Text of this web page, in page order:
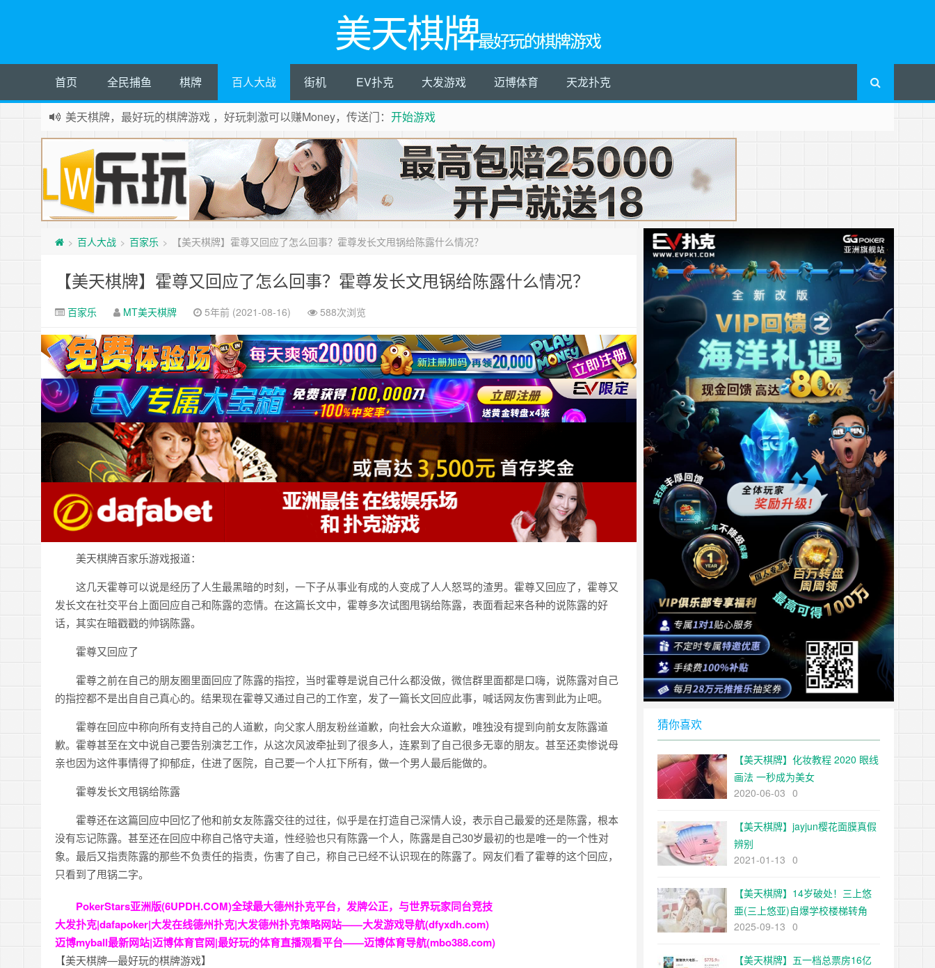
美天棋牌最好玩的棋牌游戏
首页 全民捕鱼 棋牌 百人大战 街机 EV扑克 大发游戏 迈博体育 天龙扑克
美天棋牌，最好玩的棋牌游戏 ，好玩刺激可以赚Money，传送门： 开始游戏
> 百人大战 > 百家乐 > 【美天棋牌】霍尊又回应了怎么回事？霍尊发长文甩锅给陈露什么情况？
【美天棋牌】霍尊又回应了怎么回事？霍尊发长文甩锅给陈露什么情况？
百家乐 MT美天棋牌 5年前 (2021-08-16) 588次浏览
美天棋牌百家乐游戏报道：
这几天霍尊可以说是经历了人生最黑暗的时刻，一下子从事业有成的人变成了人人怒骂的渣男。霍尊又回应了，霍尊又
发长文在社交平台上面回应自己和陈露的恋情。在这篇长文中，霍尊多次试图甩锅给陈露，表面看起来各种的说陈露的好
话，其实在暗戳戳的帅锅陈露。
霍尊又回应了
霍尊之前在自己的朋友圈里面回应了陈露的指控，当时霍尊是说自己什么都没做，微信群里面都是口嗨，说陈露对自己
的指控都不是出自自己真心的。结果现在霍尊又通过自己的工作室，发了一篇长文回应此事，喊话网友伤害到此为止吧。
霍尊在回应中称向所有支持自己的人道歉，向父家人朋友粉丝道歉，向社会大众道歉，唯独没有提到向前女友陈露道
歉。霍尊甚至在文中说自己要告别演艺工作，从这次风波牵扯到了很多人，连累到了自己很多无辜的朋友。甚至还卖惨说母
亲也因为这件事情得了抑郁症，住进了医院，自己要一个人扛下所有，做一个男人最后能做的。
霍尊发长文甩锅给陈露
霍尊还在这篇回应中回忆了他和前女友陈露交往的过往，似乎是在打造自己深情人设，表示自己最爱的还是陈露，根本
没有忘记陈露。甚至还在回应中称自己恪守夫道，性经验也只有陈露一个人，陈露是自己30岁最初的也是唯一的一个性对
象。最后又指责陈露的那些不负责任的指责，伤害了自己，称自己已经不认识现在的陈露了。网友们看了霍尊的这个回应，
只看到了甩锅二字。
PokerStars亚洲版(6UPDH.COM)全球最大德州扑克平台，发牌公正，与世界玩家同台竞技
大发扑克|dafapoker|大发在线德州扑克|大发德州扑克策略网站——大发游戏导航(dfyxdh.com)
迈博myball最新网站|迈博体育官网|最好玩的体育直播观看平台——迈博体育导航(mbo388.com)
【美天棋牌—最好玩的棋牌游戏】
猜你喜欢
【美天棋牌】化妆教程 2020 眼线
画法 一秒成为美女
2020-06-03 0
【美天棋牌】jayjun樱花面膜真假
辨别
2021-01-13 0
【美天棋牌】14岁破处！三上悠
亜(三上悠亚)自爆学校楼梯转角
「打野战」下海关键曝光网惊呆
2025-09-13 0
【美天棋牌】五一档总票房16亿